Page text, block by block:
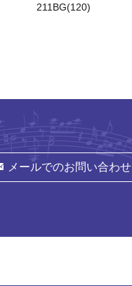
211BG(120)
メールでのお問い合わせ